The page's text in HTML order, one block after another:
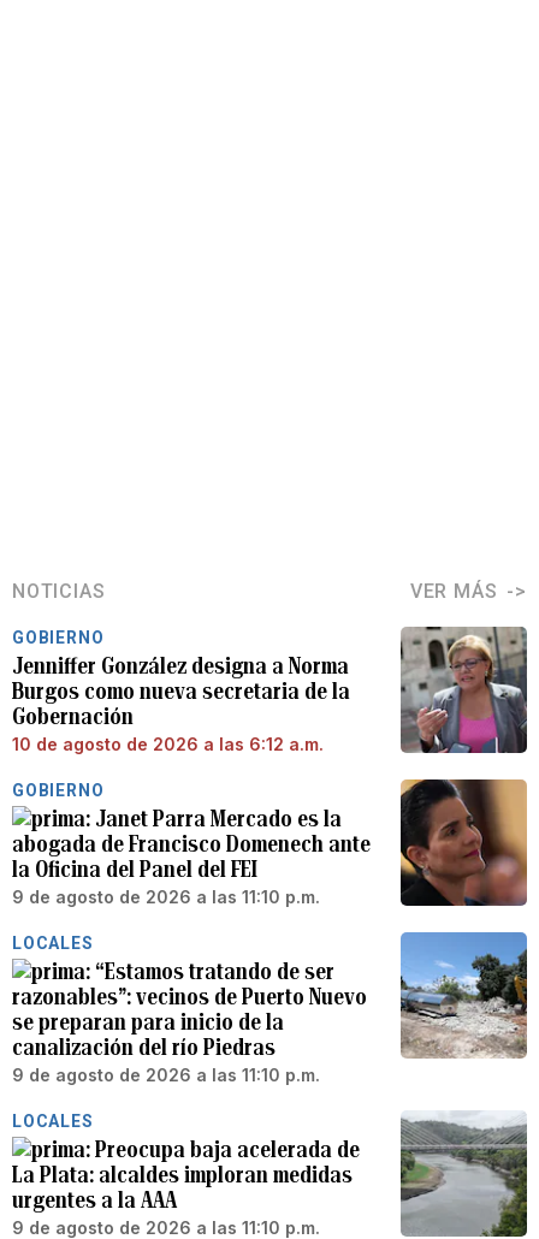
NOTICIAS VER MÁS
GOBIERNO
Jenniffer González designa a Norma
Burgos como nueva secretaria de la
Gobernación
10 de agosto de 2026 a las 6:12 a.m.
GOBIERNO
Janet Parra Mercado es la
abogada de Francisco Domenech ante
la Oficina del Panel del FEI
9 de agosto de 2026 a las 11:10 p.m.
LOCALES
“Estamos tratando de ser
razonables”: vecinos de Puerto Nuevo
se preparan para inicio de la
canalización del río Piedras
9 de agosto de 2026 a las 11:10 p.m.
LOCALES
Preocupa baja acelerada de
La Plata: alcaldes imploran medidas
urgentes a la AAA
9 de agosto de 2026 a las 11:10 p.m.